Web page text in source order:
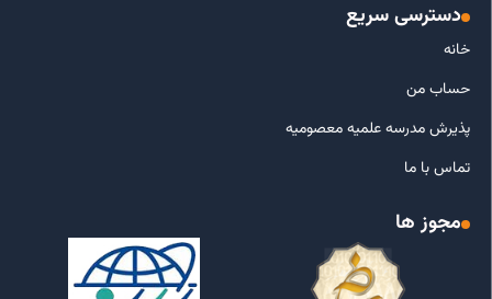
دسترسی سریع
خانه
حساب من
پذیرش مدرسه علمیه معصومیه
تماس با ما
مجوز ها